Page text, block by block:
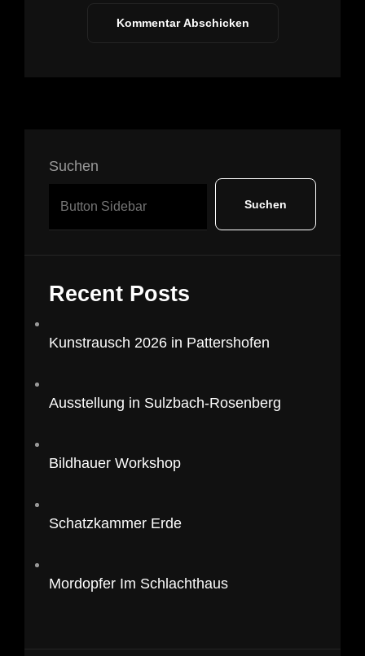
Suchen
Suchen
Recent Posts
Kunstrausch 2026 in Pattershofen
Ausstellung in Sulzbach-Rosenberg
Bildhauer Workshop
Schatzkammer Erde
Mordopfer Im Schlachthaus